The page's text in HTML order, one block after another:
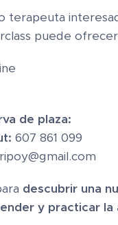
terapeuta
puede
de plaza:
607 861 099
descubrir una
y practicar la